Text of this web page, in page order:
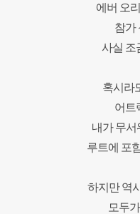
에버 오
참가
사실 조
혹시라
어트
내가 무서
루트에 포
하지만 역
모두